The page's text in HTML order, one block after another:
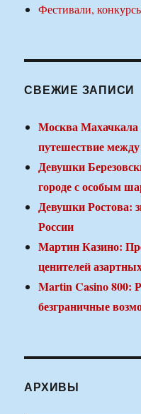
Фестивали,
СВЕЖИЕ ЗАПИСИ
Москва Махачкала
путешествие
Девушки
городе с особым
Девушки Ростова:
России
Мартин Казино:
ценителей
Martin Casino 800:
безграничные
АРХИВЫ